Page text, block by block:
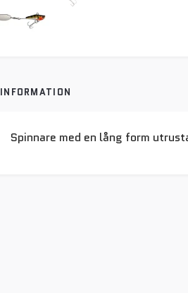
INFORMATION
Spinnare med en lång form